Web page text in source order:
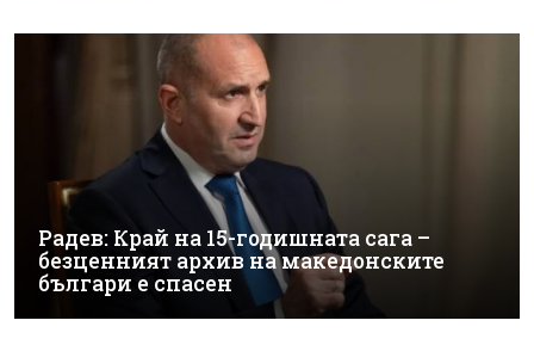
Радев: Край на 15-годишната сага –
безценният архив на македонските
българи е спасен